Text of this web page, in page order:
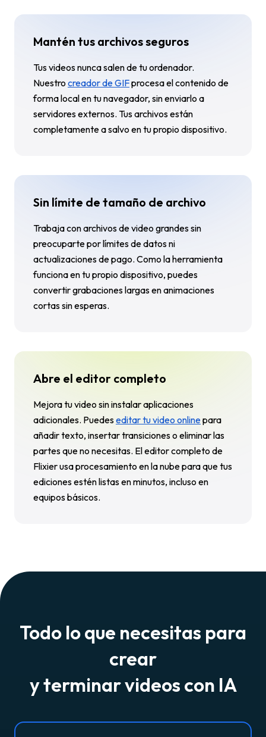
Mantén tus archivos seguros
Tus videos nunca salen de tu ordenador.
Nuestro creador de GIFprocesa el contenido de
forma local en tu navegador, sin enviarlo a
servidores externos. Tus archivos están
completamente a salvo en tu propio dispositivo.
Sin límite de tamaño de archivo
Trabaja con archivos de video grandes sin
preocuparte por límites de datos ni
actualizaciones de pago. Como la herramienta
funciona en tu propio dispositivo, puedes
convertir grabaciones largas en animaciones
cortas sin esperas.
Abre el editor completo
Mejora tu video sin instalar aplicaciones
adicionales. Puedeseditar tu video onlinepara
añadir texto, insertar transiciones o eliminar las
partes que no necesitas. El editor completo de
Flixier usa procesamiento en la nube para que tus
ediciones estén listas en minutos, incluso en
equipos básicos.
Todo lo que necesitas para
crear
y terminar videos con IA